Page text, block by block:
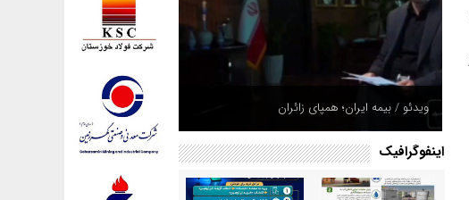
ویدئو / بیمه ایران؛ همپای زائران
اینفوگرافیک